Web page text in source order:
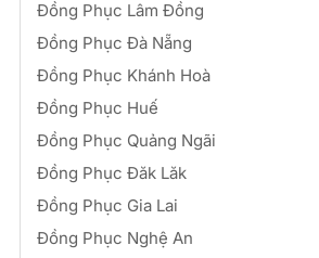
Đồng Phục Lâm Đồng
Đồng Phục Đà Nẵng
Đồng Phục Khánh Hoà
Đồng Phục Huế
Đồng Phục Quảng Ngãi
Đồng Phục Đăk Lăk
Đồng Phục Gia Lai
Đồng Phục Nghệ An